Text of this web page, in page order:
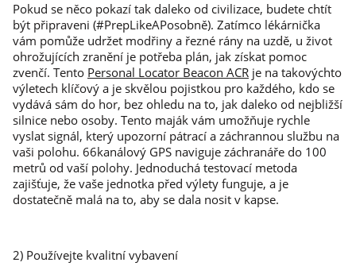
Pokud se něco pokazí tak daleko od civilizace, budete chtít
být připraveni (#PrepLikeAPosobně). Zatímco lékárnička
vám pomůže udržet modřiny a řezné rány na uzdě, u život
ohrožujících zranění je potřeba plán, jak získat pomoc
zvenčí. Tento Personal Locator Beacon ACR je na takovýchto
výletech klíčový a je skvělou pojistkou pro každého, kdo se
vydává sám do hor, bez ohledu na to, jak daleko od nejbližší
silnice nebo osoby. Tento maják vám umožňuje rychle
vyslat signál, který upozorní pátrací a záchrannou službu na
vaši polohu. 66kanálový GPS naviguje záchranáře do 100
metrů od vaší polohy. Jednoduchá testovací metoda
zajišťuje, že vaše jednotka před výlety funguje, a je
dostatečně malá na to, aby se dala nosit v kapse.
2) Používejte kvalitní vybavení